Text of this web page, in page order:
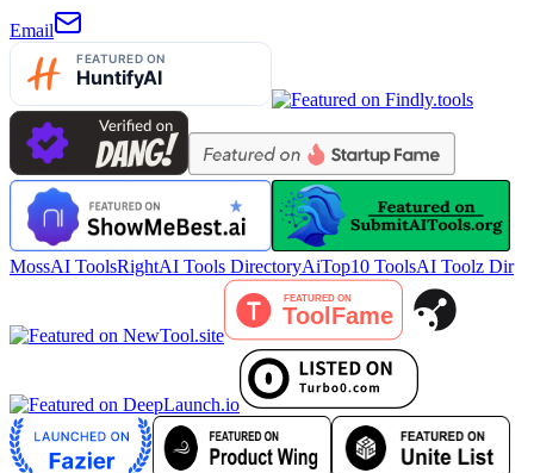
Email
MossAI ToolsRightAI Tools DirectoryAiTop10 ToolsAI Toolz Dir